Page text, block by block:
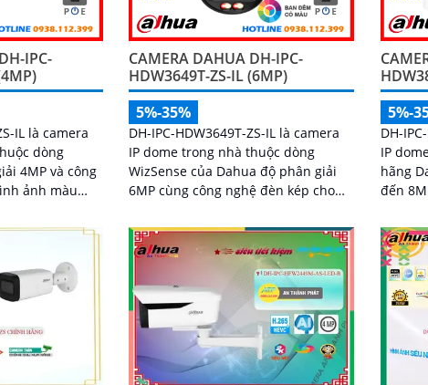
IPC-
IL là camera
dòng
4MP và công
ảnh màu
trợ POE
chính xác
camera mang
an ninh
phù hợp lắp
phòng
CAMERA DAHUA DH-IPC-
HDW3649T-ZS-IL (6MP)
5%-35%
DH-IPC-HDW3649T-ZS-IL là camera
IP dome trong nhà thuộc dòng
WizSense của Dahua độ phân giải
6MP cùng công nghệ đèn kép cho
đêm tối đến 40m và hồng ngoại xa
50m. Camera tích hợp micro ghi âm,
khe cắm thẻ nhớ lên đến 512GB và
khả năng phát hiện chính xác người
và phương tiện, nâng cao hiệu quả
giám sát an ninh hỗ trợ PoE và giá
rẻ hiệu quả
5%-
DH-
IP
hãng
đến
hồng
ghi
ánh sáng. Hỗ trợ khe
đến
chuẩn
chính
giám